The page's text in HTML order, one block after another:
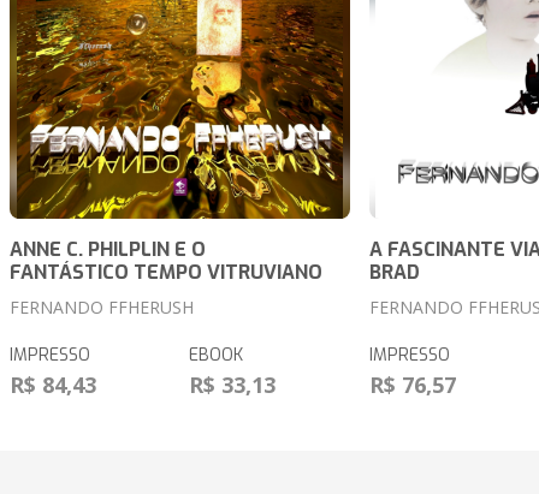
ANNE C. PHILPLIN E O
FANTÁSTICO TEMPO VITRUVIANO
FERNANDO FFHERUSH
IMPRESSO
R$ 84,43
EBOOK
R$ 33,13
A FASCINANTE
BRAD
FERNANDO
IMPRESSO
R$ 76,57